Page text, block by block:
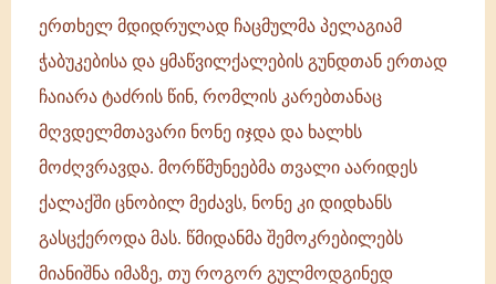
ერთხელ მდიდრულად ჩაცმულმა პელაგიამ
ჭაბუკებისა და ყმაწვილქალების გუნდთან ერთად
ჩაიარა ტაძრის წინ, რომლის კარებთანაც
მღვდელმთავარი ნონე იჯდა და ხალხს
მოძღვრავდა. მორწმუნეებმა თვალი აარიდეს
ქალაქში ცნობილ მეძავს, ნონე კი დიდხანს
გასცქეროდა მას. წმიდანმა შემოკრებილებს
მიანიშნა იმაზე, თუ როგორ გულმოდგინედ